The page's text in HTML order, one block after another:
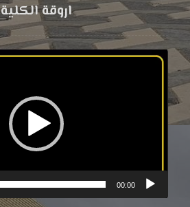
اروقة الكلية
مشغل
00:00